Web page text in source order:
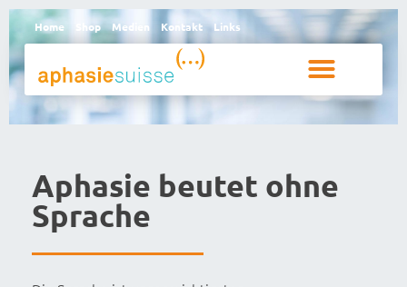
Home Shop Medien Kontakt Links
Aphasie beutet ohne
Sprache